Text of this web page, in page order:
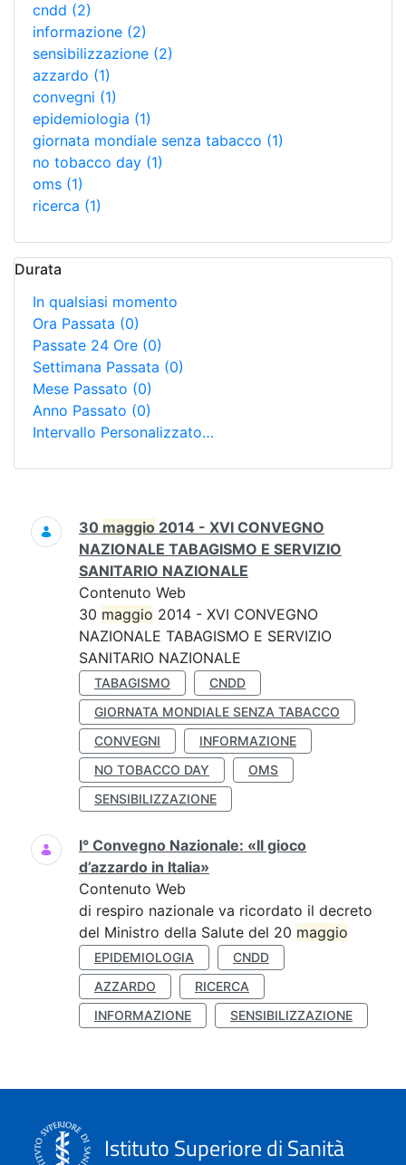
cndd (2)
informazione (2)
sensibilizzazione (2)
azzardo (1)
convegni (1)
epidemiologia (1)
giornata mondiale senza tabacco (1)
no tobacco day (1)
oms (1)
ricerca (1)
Durata
In qualsiasi momento
Ora Passata (0)
Passate 24 Ore (0)
Settimana Passata (0)
Mese Passato (0)
Anno Passato (0)
Intervallo Personalizzato…
Ricerca
30 maggio 2014 - XVI CONVEGNO
NAZIONALE TABAGISMO E SERVIZIO
SANITARIO NAZIONALE
Contenuto Web
30 maggio 2014 - XVI CONVEGNO
NAZIONALE TABAGISMO E SERVIZIO
SANITARIO NAZIONALE
TABAGISMO
CNDD
GIORNATA MONDIALE SENZA TABACCO
CONVEGNI
INFORMAZIONE
NO TOBACCO DAY
OMS
SENSIBILIZZAZIONE
I° Convegno Nazionale: «Il gioco
d’azzardo in Italia»
Contenuto Web
di respiro nazionale va ricordato il decreto
del Ministro della Salute del 20 maggio
EPIDEMIOLOGIA
CNDD
AZZARDO
RICERCA
INFORMAZIONE
SENSIBILIZZAZIONE
Istituto Superiore di Sanità